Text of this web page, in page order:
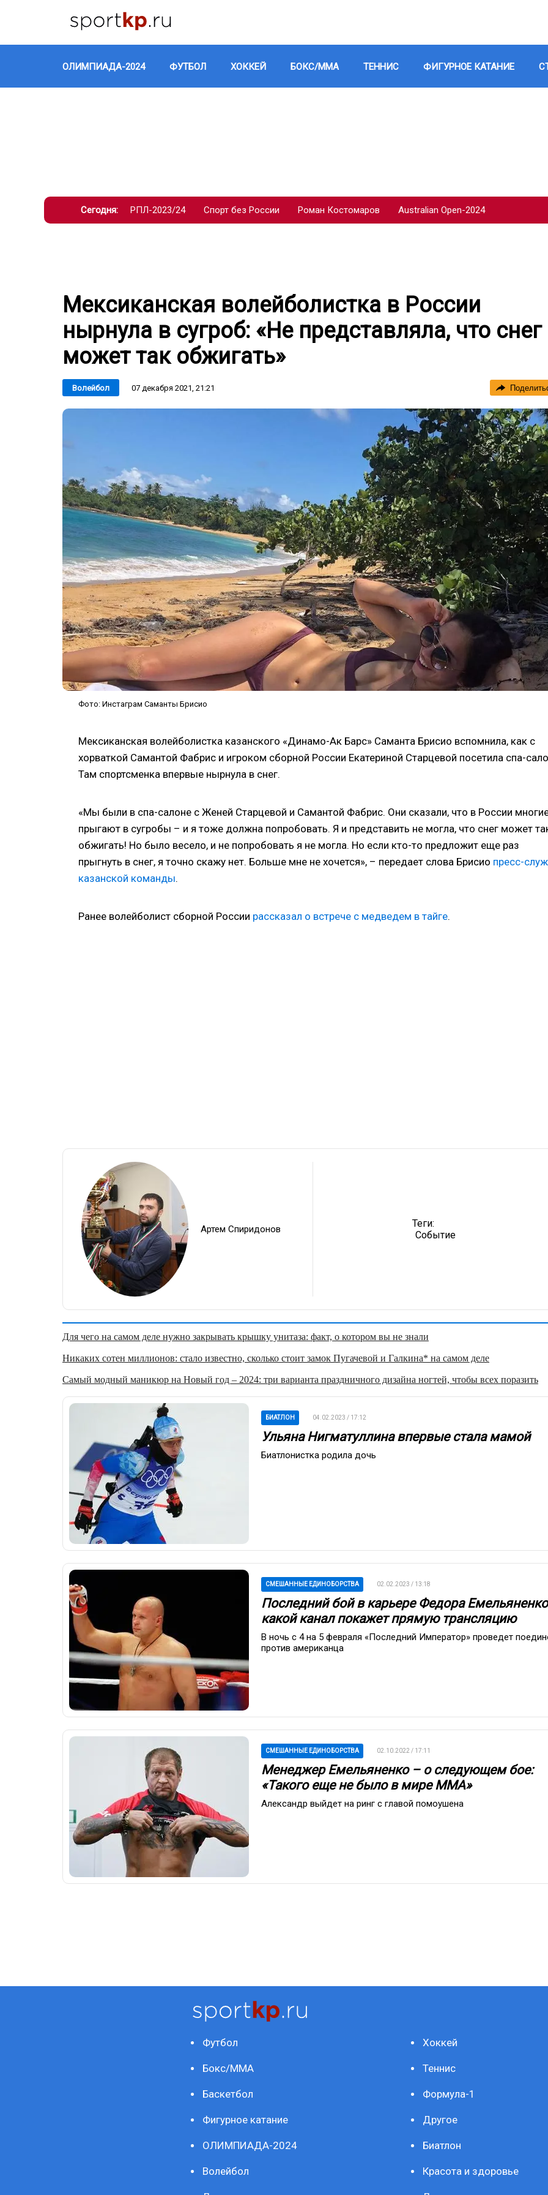
ОЛИМПИАДА-2024 ФУТБОЛ ХОККЕЙ БОКС/ММА ТЕННИС ФИГУРНОЕ КАТАНИЕ
Сегодня: РПЛ-2023/24 Спорт без России Роман Костомаров Australian Open-2024
Мексиканская волейболистка в России
нырнула в сугроб: «Не представляла, что снег
может так обжигать»
Волейбол 07 декабря 2021, 21:21
Фото: Инстаграм Саманты Брисио
Мексиканская волейболистка казанского «Динамо-Ак Барс» Саманта Брисио вспомнила, как с
хорваткой Самантой Фабрис и игроком сборной России Екатериной Старцевой посетила спа-
Там спортсменка впервые нырнула в снег.
«Мы были в спа-салоне с Женей Старцевой и Самантой Фабрис. Они сказали, что в России
прыгают в сугробы – и я тоже должна попробовать. Я и представить не могла, что снег может
обжигать! Но было весело, и не попробовать я не могла. Но если кто-то предложит еще раз
прыгнуть в снег, я точно скажу нет. Больше мне не хочется», – передает слова Брисио пресс-
казанской команды.
Ранее волейболист сборной России рассказал о встрече с медведем в тайге.
Артем Спиридонов
Теги:
Событие
Для чего на самом деле нужно закрывать крышку унитаза: факт, о котором вы не знали
Никаких сотен миллионов: стало известно, сколько стоит замок Пугачевой и Галкина* на самом деле
Самый модный маникюр на Новый год – 2024: три варианта праздничного дизайна ногтей, чтобы всех поразить
БИАТЛОН 04.02.2023 / 17:12
Ульяна Нигматуллина впервые стала мамой
Биатлонистка родила дочь
СМЕШАННЫЕ ЕДИНОБОРСТВА 02.02.2023 / 13:18
Последний бой в карьере Федора
какой канал покажет прямую трансляцию
В ночь с 4 на 5 февраля «Последний Император» проведет
против американца
СМЕШАННЫЕ ЕДИНОБОРСТВА 02.10.2022 / 17:11
Менеджер Емельяненко – о следующем бое:
«Такого еще не было в мире ММА»
Александр выйдет на ринг с главой помоушена
Футбол Хоккей
Бокс/ММА Теннис
Баскетбол Формула-1
Фигурное катание Другое
ОЛИМПИАДА-2024 Биатлон
Волейбол Красота и здоровье